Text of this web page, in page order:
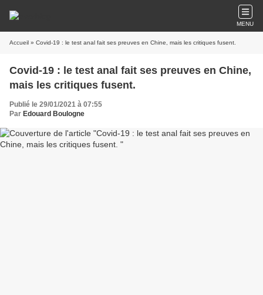
MENU
Accueil » Covid-19 : le test anal fait ses preuves en Chine, mais les critiques fusent.
Covid-19 : le test anal fait ses preuves en Chine,
mais les critiques fusent.
Publié le 29/01/2021 à 07:55
Par Edouard Boulogne